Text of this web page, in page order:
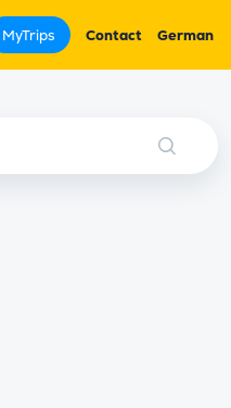
MyTrips Contact German